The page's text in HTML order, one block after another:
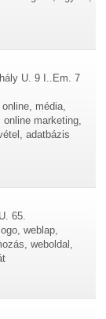
U. 9 I..Em. 7
média,
marketing,
adatbázis
65.
weblap,
weboldal,